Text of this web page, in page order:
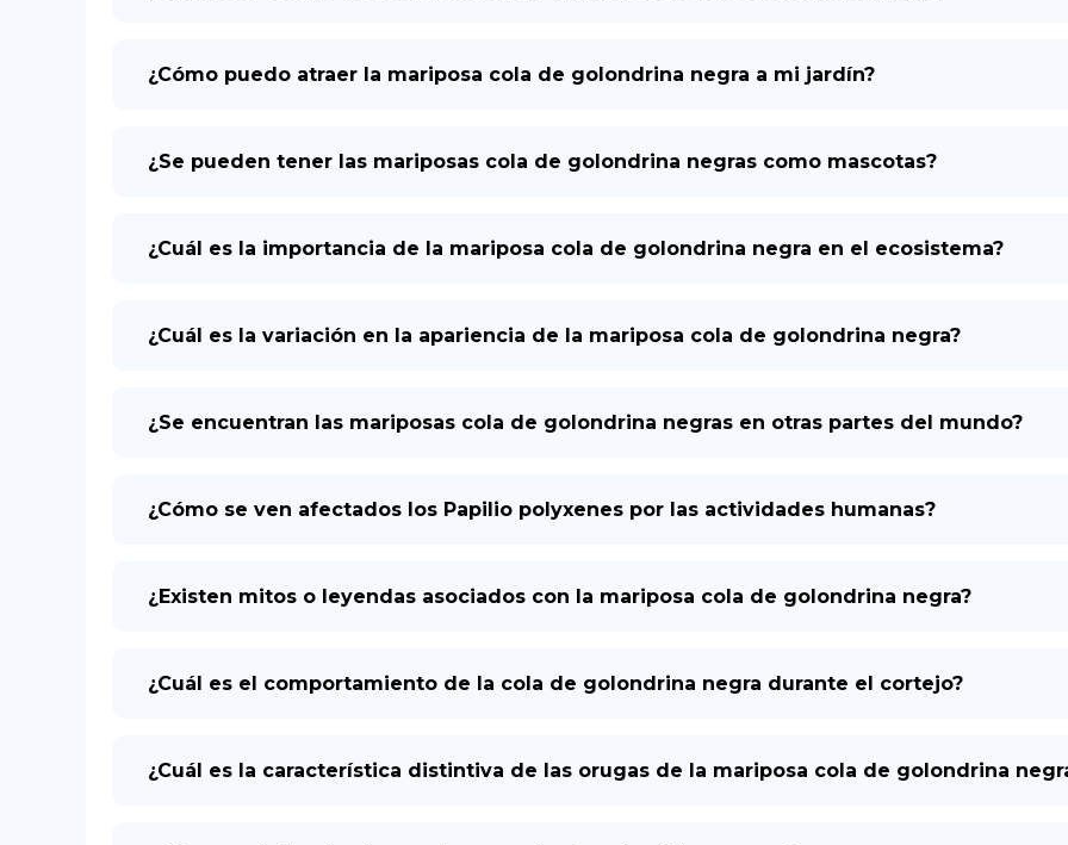
¿Cómo puedo atraer la mariposa cola de golondrina negra a mi jardín?
¿Se pueden tener las mariposas cola de golondrina negras como mascotas?
¿Cuál es la importancia de la mariposa cola de golondrina negra en el ecosistema?
¿Cuál es la variación en la apariencia de la mariposa cola de golondrina negra?
¿Se encuentran las mariposas cola de golondrina negras en otras partes del mundo?
¿Cómo se ven afectados los Papilio polyxenes por las actividades humanas?
¿Existen mitos o leyendas asociados con la mariposa cola de golondrina negra?
¿Cuál es el comportamiento de la cola de golondrina negra durante el cortejo?
¿Cuál es la característica distintiva de las orugas de la mariposa cola de golondrina